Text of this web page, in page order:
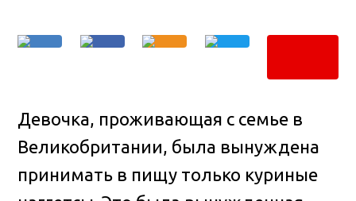
Девочка, проживающая с семье в
Великобритании, была вынуждена
принимать в пищу только куриные